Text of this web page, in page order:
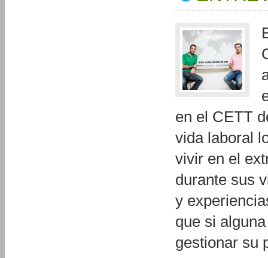
en el CETT
vida laboral
vivir en el
durante sus
y
que si
gestionar